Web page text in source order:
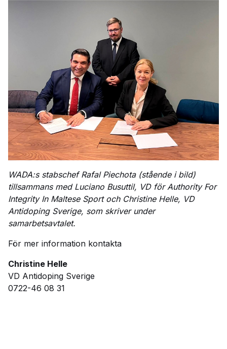
WADA:s stabschef Rafal Piechota (stående i bild)
tillsammans med Luciano Busuttil, VD för Authority For
Integrity In Maltese Sport och Christine Helle, VD
Antidoping Sverige, som skriver under
samarbetsavtalet.
För mer information kontakta
Christine Helle
VD Antidoping Sverige
0722-46 08 31